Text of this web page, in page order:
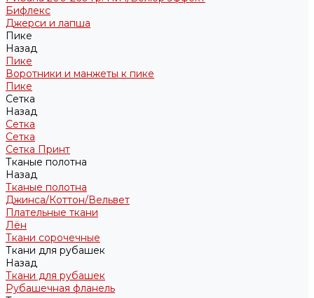
Бифлекс
Джерси и лапша
Пике
Назад
Пике
Воротники и манжеты к пике
Пике
Сетка
Назад
Сетка
Сетка
Сетка Принт
Тканые полотна
Назад
Тканые полотна
Джинса/Коттон/Вельвет
Плательные ткани
Лён
Ткани сорочечные
Ткани для рубашек
Назад
Ткани для рубашек
Рубашечная фланель